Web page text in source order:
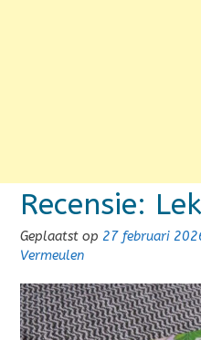
Recensie:
Geplaatst op 27 februari
Vermeulen